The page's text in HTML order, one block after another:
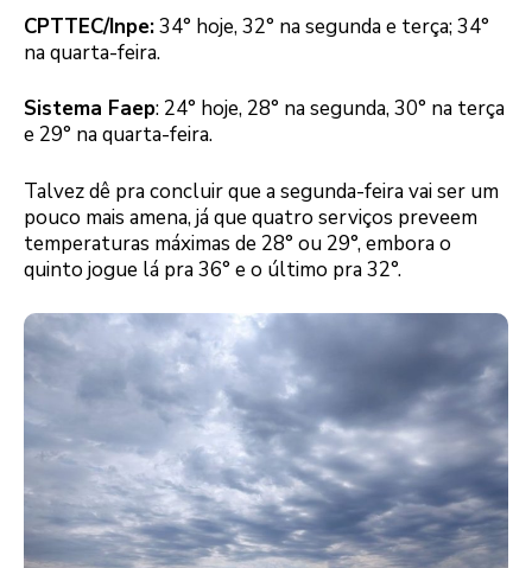
CPTTEC/Inpe:34° hoje, 32° na segunda e terça; 34°
na quarta-feira.
Sistema Faep: 24° hoje, 28° na segunda, 30° na terça
e 29° na quarta-feira.
Talvez dê pra concluir que a segunda-feira vai ser um
pouco mais amena, já que quatro serviços preveem
temperaturas máximas de 28° ou 29°, embora o
quinto jogue lá pra 36° e o último pra 32°.